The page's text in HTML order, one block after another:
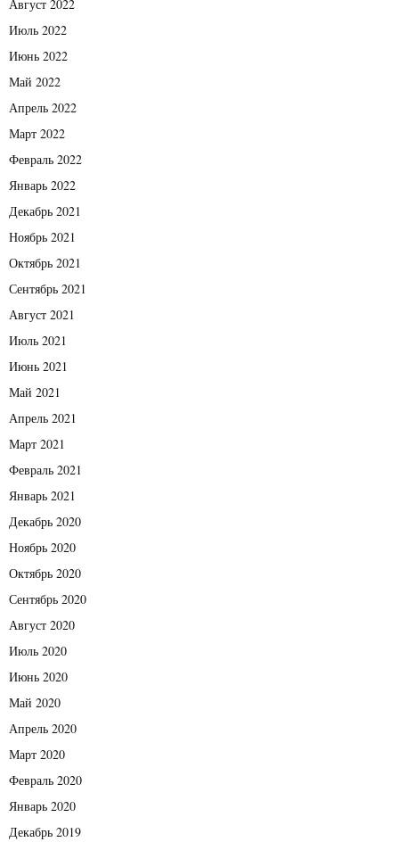
Август 2022
Июль 2022
Июнь 2022
Май 2022
Апрель 2022
Март 2022
Февраль 2022
Январь 2022
Декабрь 2021
Ноябрь 2021
Октябрь 2021
Сентябрь 2021
Август 2021
Июль 2021
Июнь 2021
Май 2021
Апрель 2021
Март 2021
Февраль 2021
Январь 2021
Декабрь 2020
Ноябрь 2020
Октябрь 2020
Сентябрь 2020
Август 2020
Июль 2020
Июнь 2020
Май 2020
Апрель 2020
Март 2020
Февраль 2020
Январь 2020
Декабрь 2019